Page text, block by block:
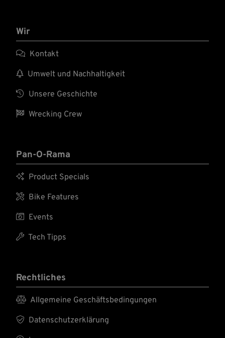
Wir
 Kontakt
 Umwelt und Nachhaltigkeit
 Unsere Geschichte
 Wrecking Crew
Pan-O-Rama
 Product Specials
 Bike Features
 Events
 Tech Tipps
Rechtliches
 Allgemeine Geschäftsbedingungen
 Datenschutzerklärung